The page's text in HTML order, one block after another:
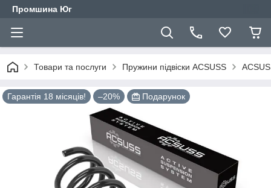
Промшина Юг
Товари та послуги Пружини підвіски ACSUSS
Гарантія 18 місяців! –20% Подарунок